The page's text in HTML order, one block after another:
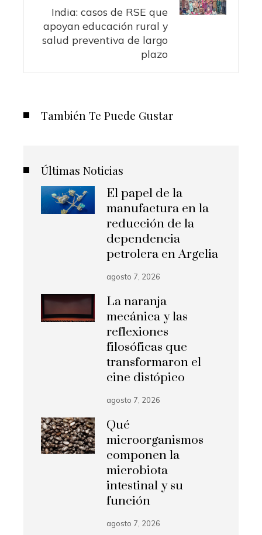
India: casos de RSE que
apoyan educación rural y
salud preventiva de largo
plazo
También Te Puede Gustar
Últimas Noticias
El papel de la
manufactura en la
reducción de la
dependencia
petrolera en Argelia
agosto 7, 2026
La naranja
mecánica y las
reflexiones
filosóficas que
transformaron el
cine distópico
agosto 7, 2026
Qué
microorganismos
componen la
microbiota
intestinal y su
función
agosto 7, 2026